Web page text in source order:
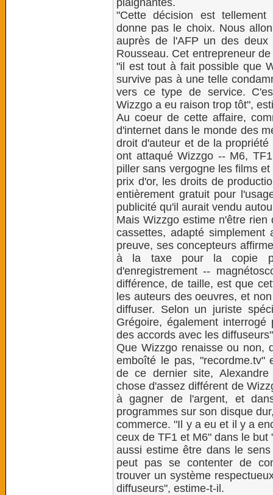
plaignantes.
"Cette décision est
donne pas le choix. Nous
auprès de l'AFP un des deux
Rousseau. Cet entrepreneur
"il est tout à fait possible que
survive pas à une telle
vers ce type de service.
Wizzgo a eu raison trop tôt",
Au coeur de cette affaire,
d'internet dans le monde des
droit d'auteur et de la
ont attaqué Wizzgo -- M6,
piller sans vergogne les films
prix d'or, les droits de
entièrement gratuit pour
publicité qu'il aurait vendu
Mais Wizzgo estime n'être
cassettes, adapté simplement
preuve, ses concepteurs
à la taxe pour la copie
d'enregistrement --
différence, de taille, est que
les auteurs des oeuvres, et
diffuser. Selon un juriste
Grégoire, également
des accords avec les
Que Wizzgo renaisse ou non,
emboîté le pas, "recordme.tv"
de ce dernier site,
chose d'assez différent de
à gagner de l'argent, et
programmes sur son disque
commerce. "Il y a eu et il y a
ceux de TF1 et M6" dans le
aussi estime être dans le
peut pas se contenter de
trouver un système
diffuseurs", estime-t-il.